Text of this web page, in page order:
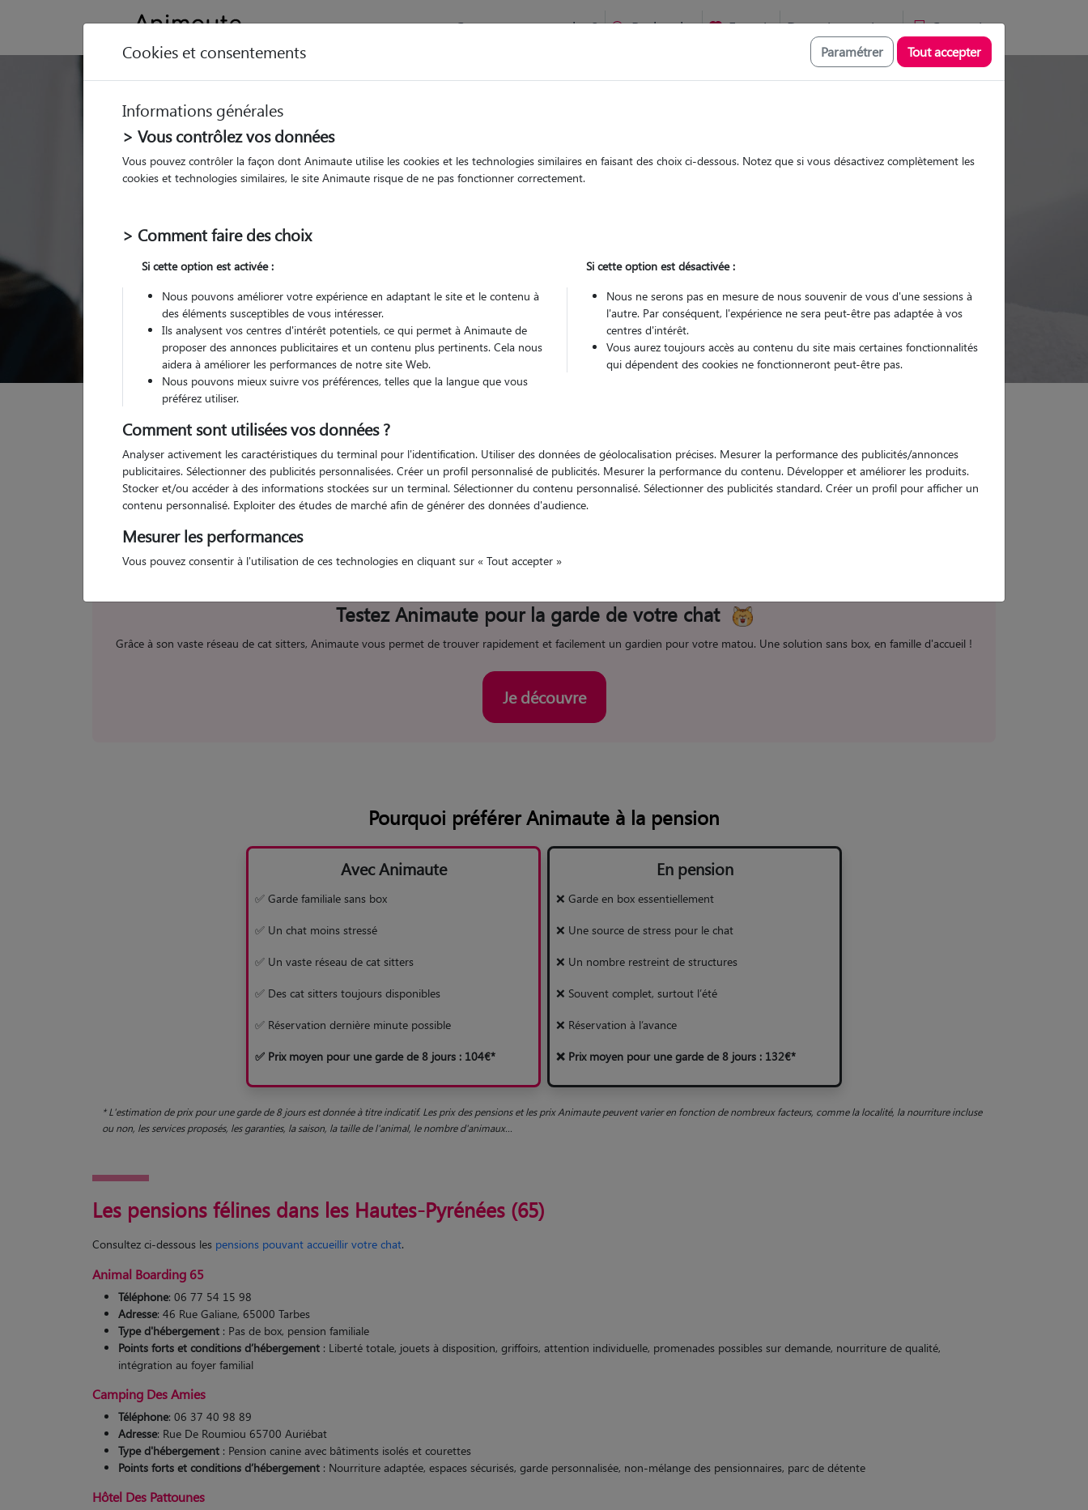
Comment ça marche ? Recherche Favoris Devenir pet sitter Connexion
Pension Chat Hautes-
Pyrénées (65)
Ou l'alternative Animaute
chez le Pet Sitter
chez le Pet Sitter Visites
Visites
Pour quel animal ?
Trouver mon Pet Sitter
Garde d'animaux Pension Chat Hautes-Pyrénées (65)
Trouvez votre pension pour chat dans les Hautes-Pyrénées
Testez Animaute pour la garde de votre chat
Grâce à son vaste réseau de cat sitters, Animaute vous permet de trouver rapidement et facilement un gardien pour votre matou. Une solution sans box, en famille d'accueil !
Je découvre
Pourquoi préférer Animaute à la pension
Avec Animaute
✅ Garde familiale sans box
✅ Un chat moins stressé
✅ Un vaste réseau de cat sitters
✅ Des cat sitters toujours disponibles
✅ Réservation dernière minute possible
✅ Prix moyen pour une garde de 8 jours : 104€*
En pension
❌ Garde en box essentiellement
❌ Une source de stress pour le chat
❌ Un nombre restreint de structures
❌ Souvent complet, surtout l’été
❌ Réservation à l’avance
❌ Prix moyen pour une garde de 8 jours : 132€*
* L'estimation de prix pour une garde de 8 jours est donnée à titre indicatif. Les prix des pensions et les prix Animaute peuvent varier en fonction de nombreux facteurs, comme la localité, la nourriture incluse
ou non, les services proposés, les garanties, la saison, la taille de l'animal, le nombre d'animaux...
Les pensions félines dans les Hautes-Pyrénées (65)
Consultez ci-dessous les pensions pouvant accueillir votre chat.
Animal Boarding 65
Téléphone: 06 77 54 15 98
Adresse: 46 Rue Galiane, 65000 Tarbes
Type d'hébergement : Pas de box, pension familiale
Points forts et conditions d’hébergement : Liberté totale, jouets à disposition, griffoirs, attention individuelle, promenades possibles sur demande, nourriture de qualité,
intégration au foyer familial​
Camping Des Amies
Téléphone: 06 37 40 98 89
Adresse: Rue De Roumiou 65700 Auriébat
Type d'hébergement : Pension canine avec bâtiments isolés et courettes
Points forts et conditions d’hébergement : Nourriture adaptée, espaces sécurisés, garde personnalisée, non-mélange des pensionnaires, parc de détente
Hôtel Des Pattounes
Cookies et consentements Paramétrer Tout accepter
Informations générales
> Vous contrôlez vos données
Vous pouvez contrôler la façon dont Animaute utilise les cookies et les technologies similaires en faisant des choix ci-dessous. Notez que si vous désactivez complètement les
cookies et technologies similaires, le site Animaute risque de ne pas fonctionner correctement.
> Comment faire des choix
Si cette option est activée :
Nous pouvons améliorer votre expérience en adaptant le site et le contenu à
des éléments susceptibles de vous intéresser.
Ils analysent vos centres d'intérêt potentiels, ce qui permet à Animaute de
proposer des annonces publicitaires et un contenu plus pertinents. Cela nous
aidera à améliorer les performances de notre site Web.
Nous pouvons mieux suivre vos préférences, telles que la langue que vous
préférez utiliser.
Si cette option est désactivée :
Nous ne serons pas en mesure de nous souvenir de vous d'une sessions à
l'autre. Par conséquent, l'expérience ne sera peut-être pas adaptée à vos
centres d'intérêt.
Vous aurez toujours accès au contenu du site mais certaines fonctionnalités
qui dépendent des cookies ne fonctionneront peut-être pas.
Comment sont utilisées vos données ?
Analyser activement les caractéristiques du terminal pour l'identification. Utiliser des données de géolocalisation précises. Mesurer la performance des publicités/annonces
publicitaires. Sélectionner des publicités personnalisées. Créer un profil personnalisé de publicités. Mesurer la performance du contenu. Développer et améliorer les produits.
Stocker et/ou accéder à des informations stockées sur un terminal. Sélectionner du contenu personnalisé. Sélectionner des publicités standard. Créer un profil pour afficher un
contenu personnalisé. Exploiter des études de marché afin de générer des données d'audience.
Mesurer les performances
Vous pouvez consentir à l'utilisation de ces technologies en cliquant sur « Tout accepter »